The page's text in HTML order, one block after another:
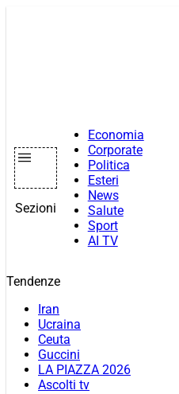
Sezioni
Economia
Corporate
Politica
Esteri
News
Salute
Sport
AI TV
Tendenze
Iran
Ucraina
Ceuta
Guccini
LA PIAZZA 2026
Ascolti tv